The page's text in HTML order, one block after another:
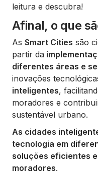
leitura e descubra!
Afinal, o que
As Smart Cities são
partir da
diferentes áreas e
inovações
inteligentes,
moradores e
sustentável urbano.
As cidades
tecnologia em
soluções eficientes
moradores.